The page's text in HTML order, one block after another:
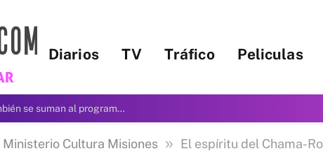
Diarios TV Tráfico Peliculas
A partir de este jueves, 13 municipios también se suman al programa Ahora Patente
Ministerio Cultura Misiones » El espíritu del Chama-Rock